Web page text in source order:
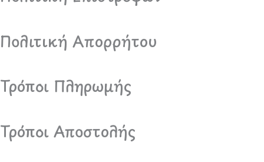
Πολιτική Απορρήτου
Τρόποι Πληρωμής
Τρόποι Αποστολής